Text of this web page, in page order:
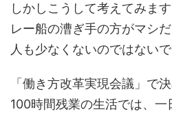
しかしこうして考えてみま
レー船の漕ぎ手の方がマシ
人も少なくないのではないで
「働き方改革実現会議」で
100時間残業の生活では、